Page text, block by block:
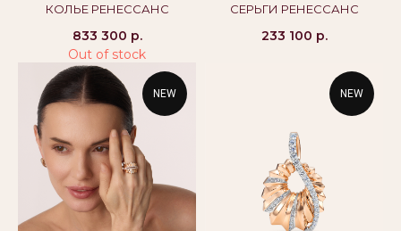
КОЛЬЕ РЕНЕССАНС
833 300 р.
Out of stock
СЕРЬГИ РЕНЕССАНС
233 100 р.
NEW NEW